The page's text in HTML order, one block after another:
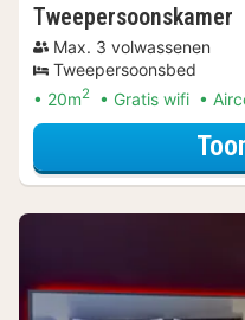
Tweepersoonskamer
Max. 3 volwassenen
Tweepersoonsbed
20m2 Gratis wifi